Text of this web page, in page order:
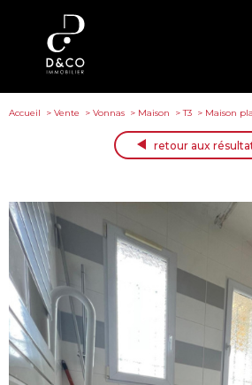
Accueil Vente Vonnas Maison T3 Maison
retour aux